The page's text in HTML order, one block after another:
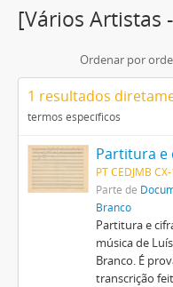
[Vários Artistas
Ordenar por
1 resultados
termos específicos
PT CEDJMB
Parte de
Branco
Partitura e
música de
Branco. É
transcrição